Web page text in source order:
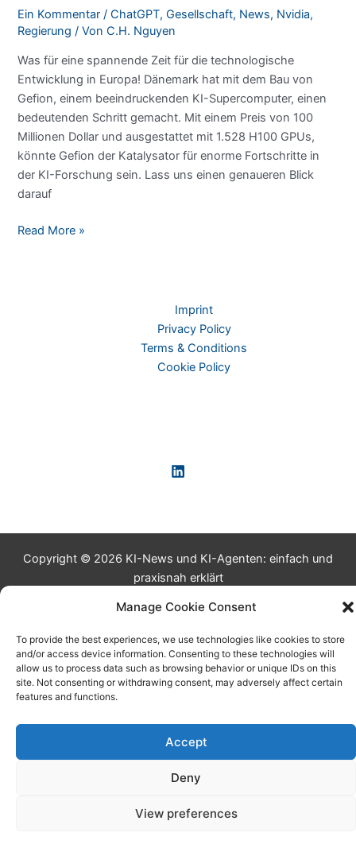
Manage Cookie Consent
To provide the best experiences, we use technologies like cookies to store
and/or access device information. Consenting to these technologies will
allow us to process data such as browsing behavior or unique IDs on this
site. Not consenting or withdrawing consent, may adversely affect certain
features and functions.
Accept
Deny
View preferences
Ein Kommentar /ChatGPT,Gesellschaft, News, Nvidia,
Regierung / VonC.H. Nguyen
Was für eine spannende Zeit für die technologische
Entwicklung in Europa! Dänemark hat mit dem Bau von
Gefion, einem beeindruckenden KI-Supercomputer, einen
bedeutenden Schritt gemacht. Mit einem Preis von 100
Millionen Dollar und ausgestattet mit 1.528 H100 GPUs,
könnte Gefion der Katalysator für enorme Fortschritte in
der KI-Forschung sein. Lass uns einen genaueren Blick
darauf
Dänemarks
Read More »
Imprint
Privacy Policy
Terms & Conditions
Cookie Policy
Copyright © 2026 KI-News und KI-Agenten: einfach und
praxisnah erklärt